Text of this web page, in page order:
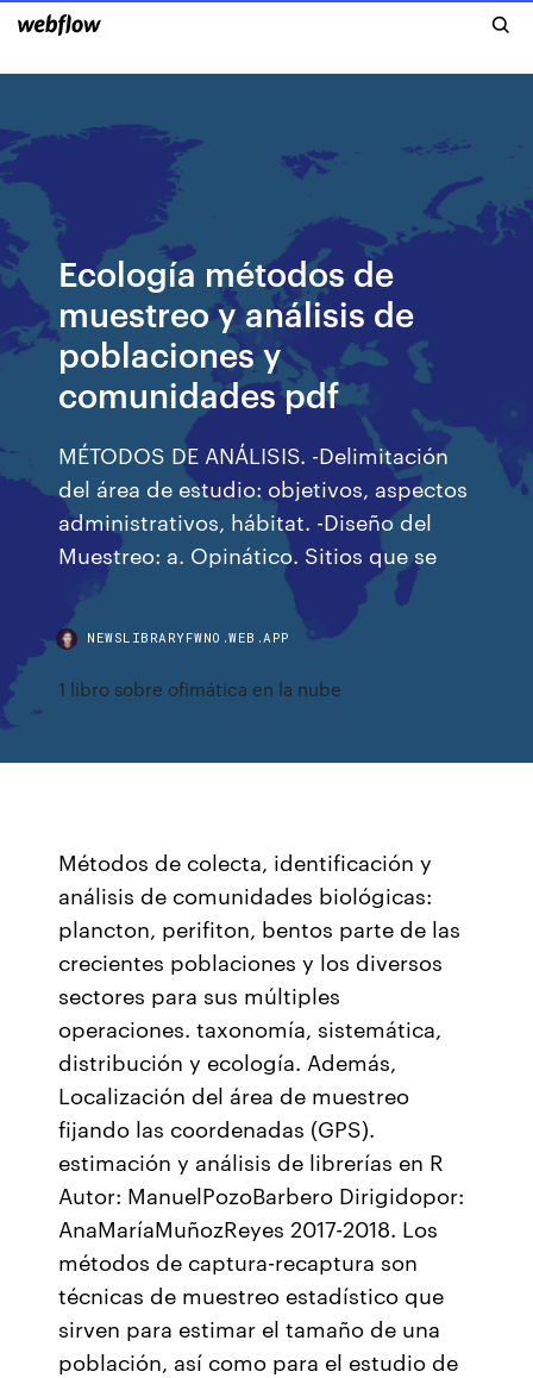
Ecología métodos de
muestreo y análisis de
poblaciones y
comunidades pdf
MÉTODOS DE ANÁLISIS. -Delimitación
del área de estudio: objetivos, aspectos
administrativos, hábitat. -Diseño del
Muestreo: a. Opinático. Sitios que se
NEWSLIBRARYFWNO.WEB.APP
1 libro sobre ofimática en la nube
Métodos de colecta, identificación y
análisis de comunidades biológicas:
plancton, perifiton, bentos parte de las
crecientes poblaciones y los diversos
sectores para sus múltiples
operaciones. taxonomía, sistemática,
distribución y ecología. Además,
Localización del área de muestreo
fijando las coordenadas (GPS).
estimación y análisis de librerías en R
Autor: ManuelPozoBarbero Dirigidopor:
AnaMaríaMuñozReyes 2017-2018. Los
métodos de captura-recaptura son
técnicas de muestreo estadístico que
sirven para estimar el tamaño de una
población, así como para el estudio de